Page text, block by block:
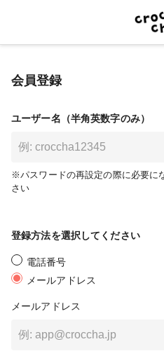
会員登録
ユーザー名（半角英数字のみ）
※パスワードの再設定の際に必要に
さい
登録方法を選択してください
電話番号
メールアドレス
メールアドレス